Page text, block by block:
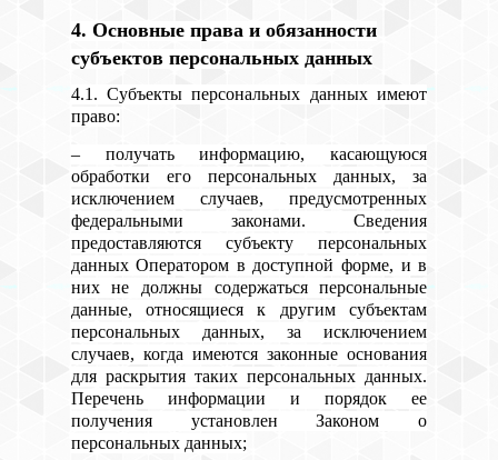
4. Основные права и обязанности
субъектов персональных данных
4.1. Субъекты персональных данных имеют
право:
– получать информацию, касающуюся
обработки его персональных данных, за
исключением случаев, предусмотренных
федеральными законами. Сведения
предоставляются субъекту персональных
данных Оператором в доступной форме, и в
них не должны содержаться персональные
данные, относящиеся к другим субъектам
персональных данных, за исключением
случаев, когда имеются законные основания
для раскрытия таких персональных данных.
Перечень информации и порядок ее
получения установлен Законом о
персональных данных;